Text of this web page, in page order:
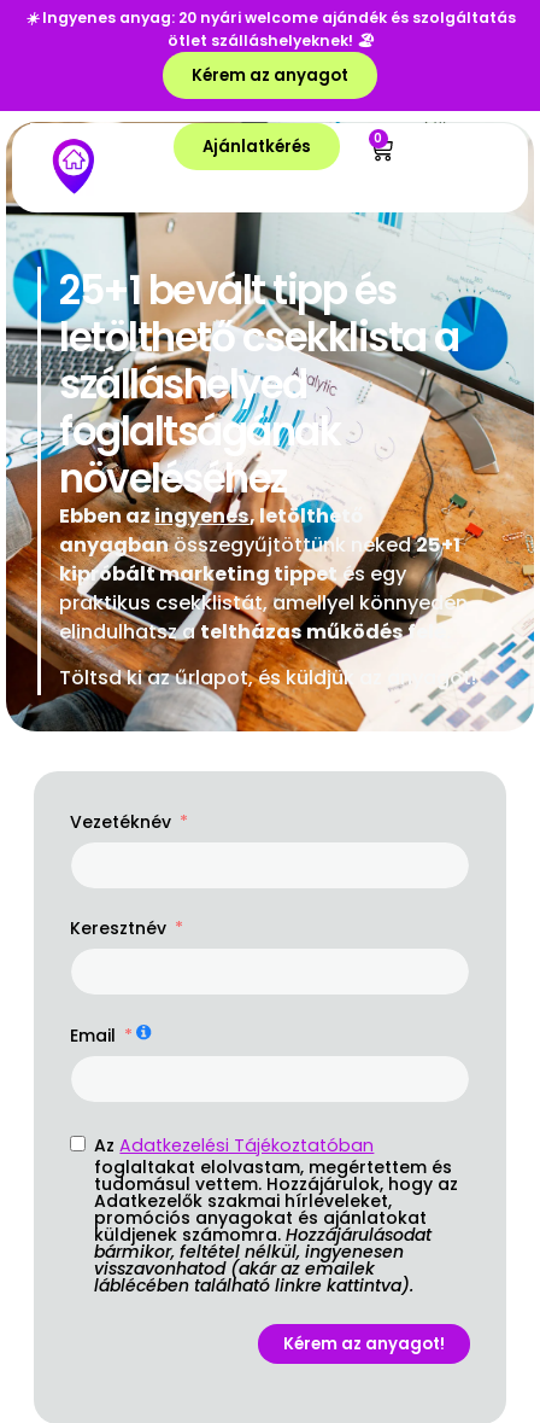
☀️Ingyenes anyag: 20 nyári welcome ajándék és szolgáltatás
ötlet szálláshelyeknek! 🏖️
Kérem az anyagot
Ajánlatkérés 0
25+1 bevált tipp és
letölthető csekklista a
szálláshelyed
foglaltságának
növeléséhez
Ebben azingyenes, letölthető
anyagbanösszegyűjtöttünk neked25+1
kipróbált marketing tippet és egy
praktikus csekklistát, amellyel könnyedén
elindulhatsz ateltházas működés felé.
Töltsd ki az űrlapot, és küldjük az anyagot!
Vezetéknév
Keresztnév
Email
AzAdatkezelési Tájékoztatóban
foglaltakat elolvastam, megértettem és
tudomásul vettem. Hozzájárulok, hogy az
Adatkezelők szakmai hírleveleket,
promóciós anyagokat és ajánlatokat
küldjenek számomra.Hozzájárulásodat
bármikor, feltétel nélkül, ingyenesen
visszavonhatod (akár az emailek
láblécében található linkre kattintva).
Kérem az anyagot!